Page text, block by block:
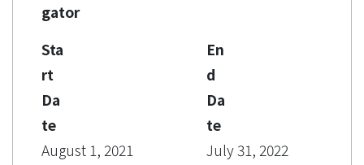
gator
Sta
rt
Da
te
August 1, 2021
En
d
Da
te
July 31, 2022